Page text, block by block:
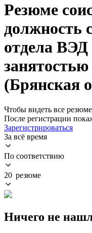
Резюме
должность
отдела ВЭД
(Брянская
Чтобы видеть все
После регистрации
Зарегистрироваться
За всё время
По соответствию
20 резюме
Ничего не